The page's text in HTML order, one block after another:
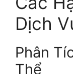
Dịch
Phân
Thể